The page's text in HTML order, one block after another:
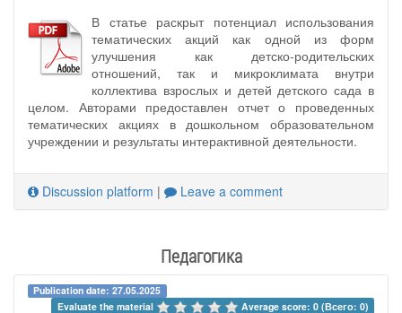
В статье раскрыт потенциал использования
тематических акций как одной из форм
улучшения как детско-родительских
отношений, так и микроклимата внутри
коллектива взрослых и детей детского сада в
целом. Авторами предоставлен отчет о проведенных
тематических акциях в дошкольном образовательном
учреждении и результаты интерактивной деятельности.
Discussion platform | Leave a comment
Педагогика
Publication date: 27.05.2025
Evaluate the material
Average score: 0 (Всего: 0)